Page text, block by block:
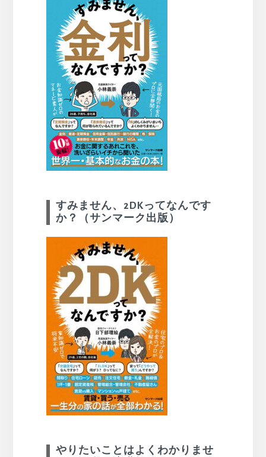
すみません、2DKってなんです
か？（サンマーク出版）
やりたいことはよくわかりませ